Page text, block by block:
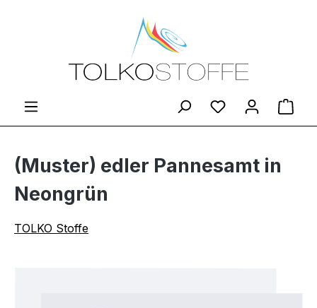
Zum Hauptinhalt springen
Du hast 0
(Muster) edler Pannesamt in
Neongrün
TOLKO Stoffe